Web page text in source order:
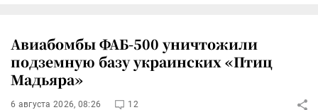
Авиабомбы ФАБ-500 уничтожили
подземную базу украинских «Птиц
Мадьяра»
6 августа 2026, 08:26 12